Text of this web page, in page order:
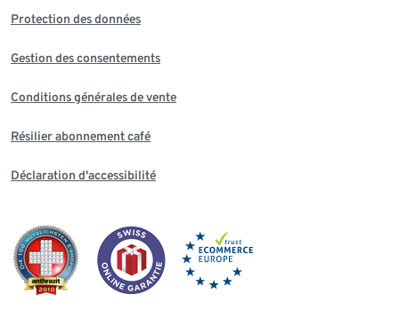
Protection des données
Gestion des consentements
Conditions générales de vente
Résilier abonnement café
Déclaration d'accessibilité